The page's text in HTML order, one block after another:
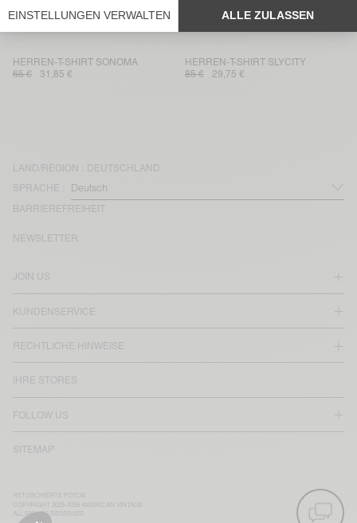
HERREN-T-SHIRT DECATUR
HERREN-T-SHIRT SONOMA
HERREN-T-SHIRT SONOMA
65 €
31,85 €
HERREN-T-SHIRT SLYCITY
85 €
29,75 €
LAND/REGION : DEUTSCHLAND
SPRACHE :
BARRIEREFREIHEIT
JOIN US
KUNDENSERVICE
RECHTLICHE HINWEISE
IHRE STORES
FOLLOW US
SITEMAP
NEWSLETTER
COPYRIGHT 2025-2026 AMERICAN VINTAGE
ALL RIGHTS RESERVED